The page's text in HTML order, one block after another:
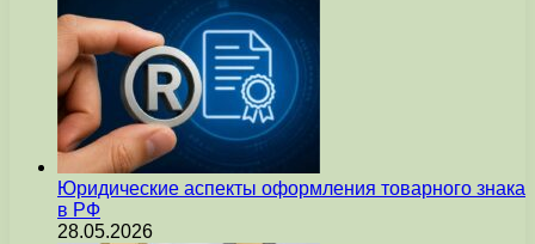
Юридические аспекты оформления товарного знака
в РФ
28.05.2026